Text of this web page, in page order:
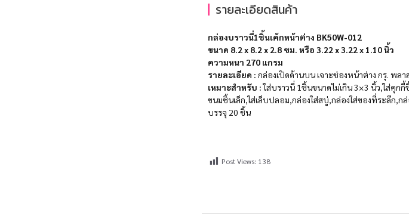
รายละเอียดสินค้า
กล่องบราวนี่1ชิ้นเค้กหน้าต่าง BK50W-012
ขนาด 8.2 x 8.2 x 2.8 ซม. หรือ 3.22 x 3.22 x 1.10 นิ้ว
ความหนา 270 แกรม
รายละเอียด : กล่องเปิดด้านบน เจาะช่องหน้าต่าง กรุ. พลา
เหมาะสำหรับ :ใส่บราวนี่ 1ชิ้นขนาดไม่เกิน 3×3 นิ้ว,ใส่คุก
ขนมชิ้นเล็ก,ใส่เล็บปลอม,กล่องใส่สบู่,กล่องใส่ของที่ระลึก,ก
บรรจุ 20 ชิ้น
Post Views: 138